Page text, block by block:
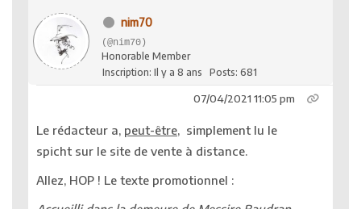
nim70
(@nim70)
Honorable Member
Inscription: Il y a 8 ans
Posts: 681
07/04/2021 11:05 pm
Le rédacteur a, peut-être , simplement lu le
spicht sur le site de vente à distance.
Allez, HOP ! Le texte promotionnel :